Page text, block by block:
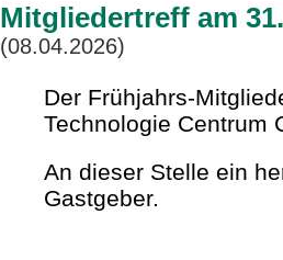
Mitgliedertreff am
(08.04.2026)
Der Frühjahrs-
Technologie Centrum
An dieser Stelle ein
Gastgeber.